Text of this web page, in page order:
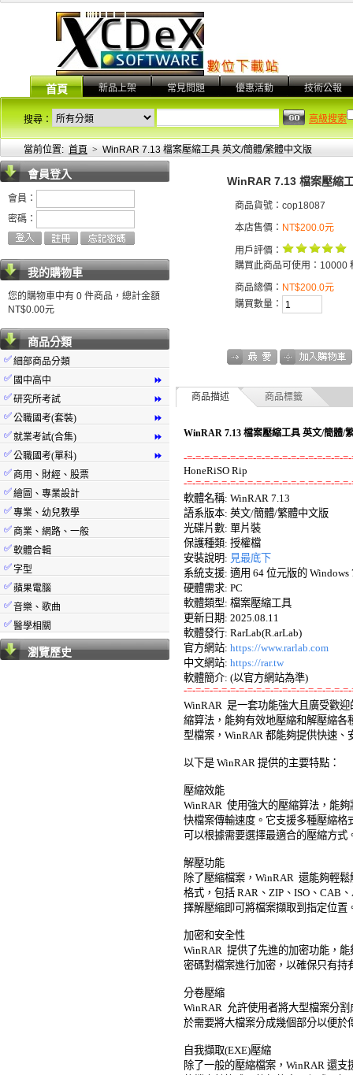
首頁 新品上架 常見問題 優惠活動 技術公報
搜尋： 高級搜索
當前位置: 首頁 > WinRAR 7.13 檔案壓縮工具 英文/簡體/繁體中文版
會員登入
會員：
密碼：
我的購物車
您的購物車中有 0 件商品，總計金額
NT$0.00元
商品分類
✅細部商品分類
⏩
✅ 國中高中
⏩
✅研究所考試
⏩
✅公職國考(套裝)
⏩
✅就業考試(合集)
⏩
✅公職國考(單科)
✅ 商用、財經、股票
✅繪圖、專業設計
✅專業、幼兒教學
✅ 商業、網路、一般
✅軟體合輯
✅字型
✅蘋果電腦
✅音樂、歌曲
✅醫學相關
瀏覽歷史
WinRAR 7.13 檔案壓縮
商品貨號：cop18087
本店售價： NT$200.0元
用戶評價：
購買此商品可使用：10000
商品總價： NT$200.0元
購買數量：
商品描述 商品標籤
WinRAR 7.13 檔案壓縮工具 英文/簡體/
-=-=-=-=-=-=-=-=-=-=-=-=-=-=-=-=-=-=-
-=-=-=-=-=-=-=-=-=-=-=-=-=-=-=-=-=-=-
軟體名稱: WinRAR 7.13
語系版本: 英文/簡體/繁體中文版
光碟片數: 單片裝
保護種類: 授權檔
安裝說明: 見最底下
系統支援: 適用 64 位元版的
硬體需求: PC
軟體類型: 檔案壓縮工具
更新日期: 2025.08.11
軟體發行: RarLab(R.arLab)
官方網站: https://www.rarlab.com
中文網站: https://rar.tw
-=-=-=-=-=-=-=-=-=-=-=-=-=-=-=-=-=-=-
WinRAR  是一套功能強大且廣受歡
縮算法，能夠有效地壓縮和解壓縮
型檔案，WinRAR 都能夠提供快速
以下是 WinRAR 提供的主要特點：
壓縮效能
WinRAR  使用強大的壓縮算法，能
快檔案傳輸速度。它支援多種壓縮格
可以根據需要選擇最適合的壓縮方式
解壓功能
除了壓縮檔案，WinRAR  還能夠輕
格式，包括 RAR、ZIP、ISO、CAB
擇解壓縮即可將檔案擷取到指定位置
加密和安全性
WinRAR  提供了先進的加密功能，
密碼對檔案進行加密，以確保只有
分卷壓縮
WinRAR  允許使用者將大型檔案分
於需要將大檔案分成幾個部分以便於
自我擷取(EXE)壓縮
除了一般的壓縮檔案，WinRAR 還